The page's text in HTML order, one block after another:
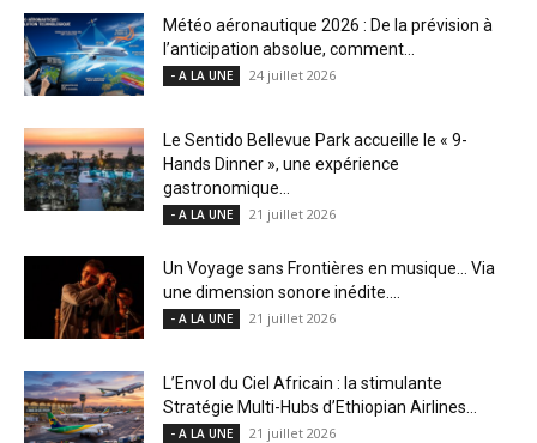
Météo aéronautique 2026 : De la prévision à
l’anticipation absolue, comment...
- A LA UNE 24 juillet 2026
Le Sentido Bellevue Park accueille le « 9-
Hands Dinner », une expérience
gastronomique...
- A LA UNE 21 juillet 2026
Un Voyage sans Frontières en musique… Via
une dimension sonore inédite....
- A LA UNE 21 juillet 2026
L’Envol du Ciel Africain : la stimulante
Stratégie Multi-Hubs d’Ethiopian Airlines...
- A LA UNE 21 juillet 2026